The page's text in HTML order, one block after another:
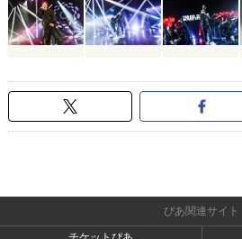
ぴあ関連サイト